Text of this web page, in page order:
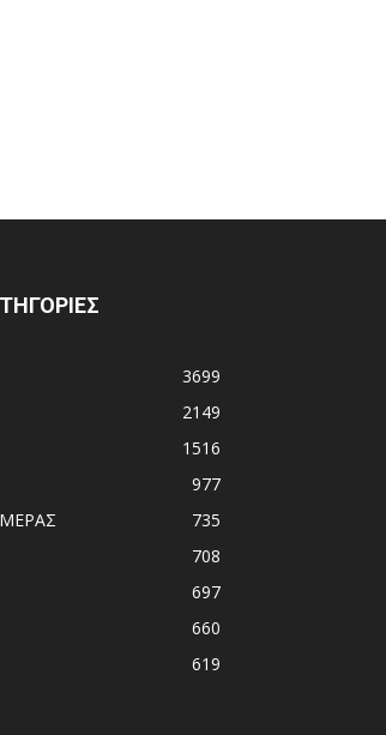
3699
2149
1516
977
735
708
697
660
619